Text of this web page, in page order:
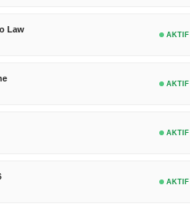
Law
AKTIF
AKTIF
AKTIF
AKTIF